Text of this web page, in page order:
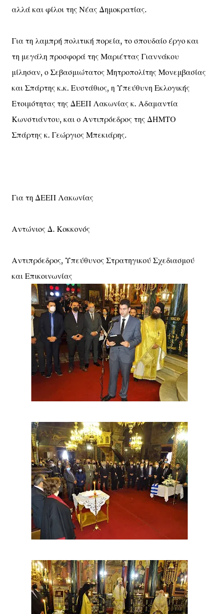
αλλά και φίλοι της Νέας Δημοκρατίας.
Για τη λαμπρή πολιτική πορεία, το σπουδαίο έργο και
τη μεγάλη προσφορά της Μαριέττας Γιαννάκου
μίλησαν, ο Σεβασμιώτατος Μητροπολίτης Μονεμβασίας
και Σπάρτης κ.κ. Ευστάθιος, η Υπεύθυνη Εκλογικής
Ετοιμότητας της ΔΕΕΠ Λακωνίας κ. Αδαμαντία
Κωνστιάντου, και ο Αντιπρόεδρος της ΔΗΜΤΟ
Σπάρτης κ. Γεώργιος Μπεκιάρης.
Για τη ΔΕΕΠ Λακωνίας
Αντώνιος Δ. Κοκκονός
Αντιπρόεδρος, Υπεύθυνος Στρατηγικού Σχεδιασμού
και Επικοινωνίας